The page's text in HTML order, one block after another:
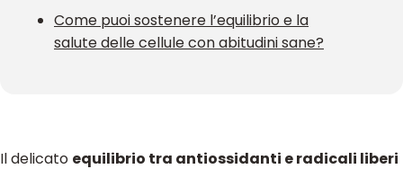
Come puoi sostenere l’equilibrio e la
salute delle cellule con abitudini sane?
Il delicato equilibrio tra antiossidanti e radicali liberi